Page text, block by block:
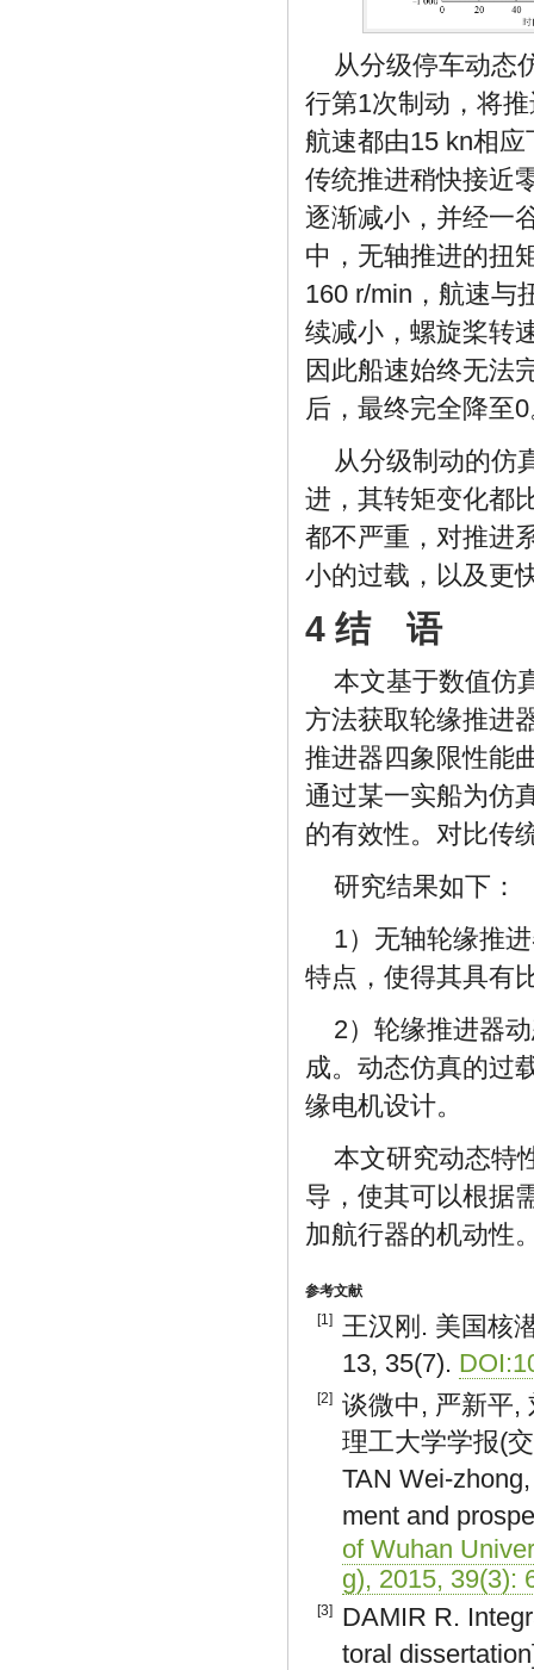
从分级停车动态
行第1次制动，将
航速都由15 kn相
传统推进稍快接近
逐渐减小，并经一
中，无轴推进的扭
160 r/min，航速与
续减小，螺旋桨转
因此船速始终无法
后，最终完全降至
从分级制动的仿
进，其转矩变化都
都不严重，对推进
小的过载，以及更
4 结 语
本文基于数值仿
方法获取轮缘推进
推进器四象限性能
通过某一实船为仿
的有效性。对比传
研究结果如下：
1）无轴轮缘推
特点，使得其具有
2）轮缘推进器
成。动态仿真的过
缘电机设计。
本文研究动态特
导，使其可以根据
加航行器的机动性
参考文献
[1]
王汉刚. 美国核
13, 35(7).
[2]
谈微中, 严新平,
理工大学学报(
TAN Wei-
ment and
of Wuhan
g), 2015, 39(3):
[3]
DAMIR R.
toral